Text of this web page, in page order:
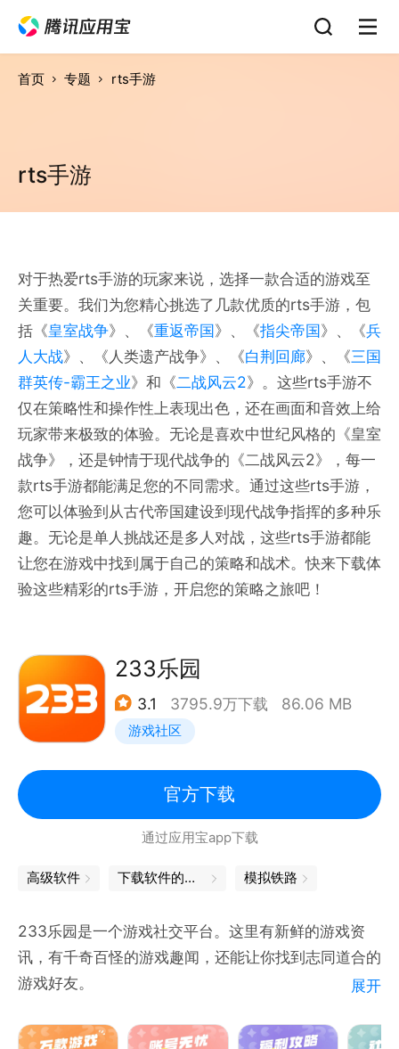
首页 专题 rts手游
rts手游
对于热爱rts手游的玩家来说，选择一款合适的游戏至
关重要。我们为您精心挑选了几款优质的rts手游，包
括《皇室战争》、《重返帝国》、《指尖帝国》、《兵
人大战》、《人类遗产战争》、《白荆回廊》、《三国
群英传-霸王之业》和《二战风云2》。这些rts手游不
仅在策略性和操作性上表现出色，还在画面和音效上给
玩家带来极致的体验。无论是喜欢中世纪风格的《皇室
战争》，还是钟情于现代战争的《二战风云2》，每一
款rts手游都能满足您的不同需求。通过这些rts手游，
您可以体验到从古代帝国建设到现代战争指挥的多种乐
趣。无论是单人挑战还是多人对战，这些rts手游都能
让您在游戏中找到属于自己的策略和战术。快来下载体
验这些精彩的rts手游，开启您的策略之旅吧！
233乐园
3.1 3795.9万下载 86.06 MB
游戏社区
官方下载
通过应用宝app下载
高级软件 下载软件的软件 模拟铁路
233乐园是一个游戏社交平台。这里有新鲜的游戏资
讯，有千奇百怪的游戏趣闻，还能让你找到志同道合的
游戏好友。
【精彩社区】
展开